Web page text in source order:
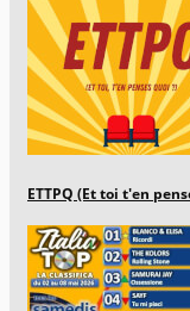
ETTPQ (Et toi t'en